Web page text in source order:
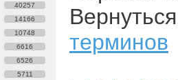
40257
14166
10748
6616
6526
5711
терминов